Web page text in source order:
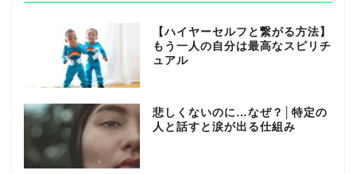
【ハイヤーセルフと繋がる方法】
もう一人の自分は最高なスピリチ
ュアル
悲しくないのに…なぜ？│特定の
人と話すと涙が出る仕組み